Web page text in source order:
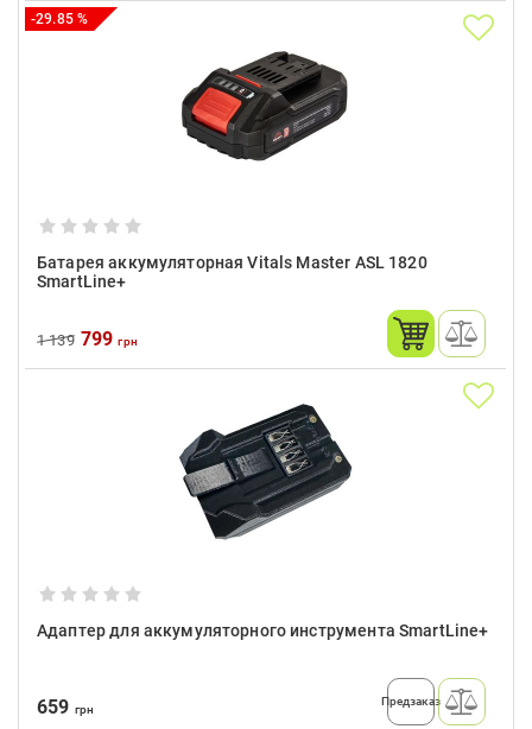
-29.85 %
Батарея аккумуляторная Vitals Master ASL 1820
SmartLine+
1 139 799грн
Адаптер для аккумуляторного инструмента SmartLine+
659 грн
Предзаказ